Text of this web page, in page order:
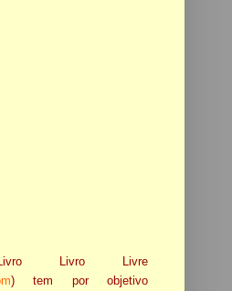
Livro Livre
) tem por objetivo